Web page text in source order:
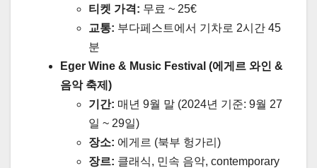
티켓 가격: 무료 ~ 25€
교통: 부다페스트에서 기차로 2시간 45
분
Eger Wine & Music Festival (에게르 와인 &
음악 축제)
기간: 매년 9월 말 (2024년 기준: 9월 27
일 ~ 29일)
장소: 에게르 (북부 헝가리)
장르: 클래식, 민속 음악, contemporary